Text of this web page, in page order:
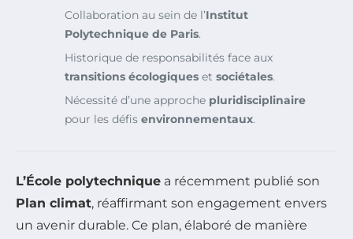
Collaboration au sein de l’Institut
Polytechnique de Paris.
Historique de responsabilités face aux
transitions écologiques et sociétales.
Nécessité d’une approche pluridisciplinaire
pour les défis environnementaux.
L’École polytechnique a récemment publié son
Plan climat, réaffirmant son engagement envers
un avenir durable. Ce plan, élaboré de manière